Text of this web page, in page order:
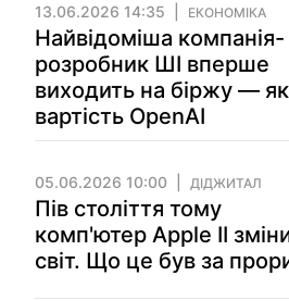
13.06.2026 14:35 ЕКОНОМІКА
Найвідоміша компанія-
розробник ШІ вперше
виходить на біржу —
вартість OpenAI
05.06.2026 10:00 ДІДЖИТАЛ
Пів століття тому
комп'ютер Apple II
світ. Що це був за